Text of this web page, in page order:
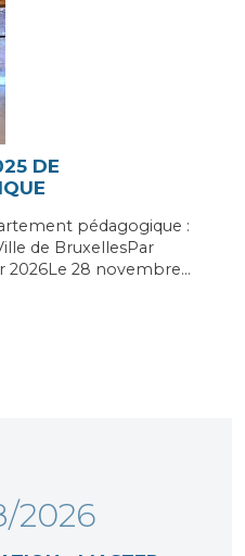
DE
pédagogique :
de BruxellesPar
2026Le 28 novembre…
2026